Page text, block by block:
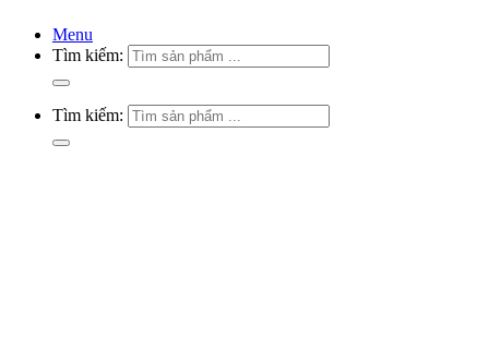
Menu
Tìm kiếm:
Tìm kiếm: